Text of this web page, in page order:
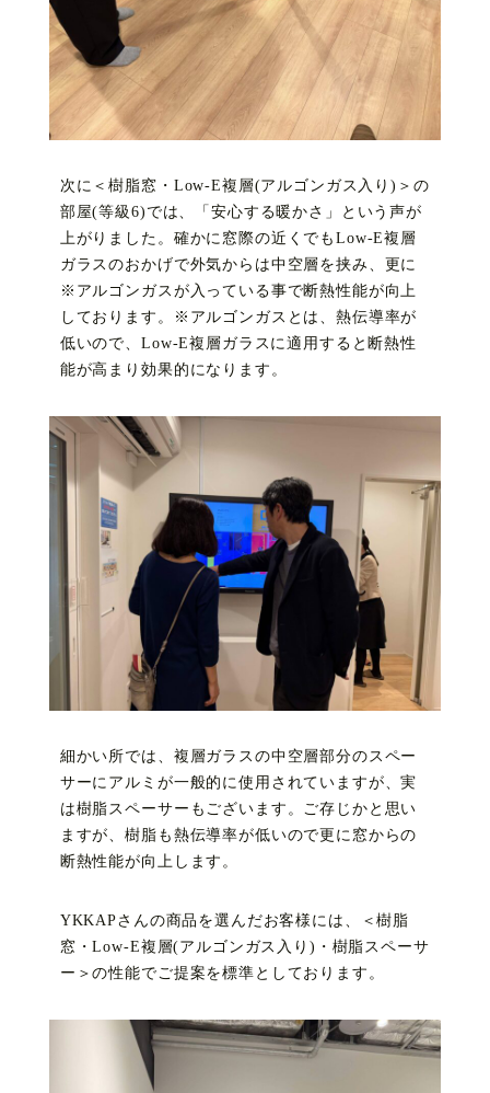
次に＜樹脂窓・Low-E複層(アルゴンガス入り)＞の
部屋(等級6)では、「安心する暖かさ」という声が
上がりました。確かに窓際の近くでもLow-E複層
ガラスのおかげで外気からは中空層を挟み、更に
※アルゴンガスが入っている事で断熱性能が向上
しております。※アルゴンガスとは、熱伝導率が
低いので、Low-E複層ガラスに適用すると断熱性
能が高まり効果的になります。
細かい所では、複層ガラスの中空層部分のスペー
サーにアルミが一般的に使用されていますが、実
は樹脂スペーサーもございます。ご存じかと思い
ますが、樹脂も熱伝導率が低いので更に窓からの
断熱性能が向上します。
YKKAPさんの商品を選んだお客様には、＜樹脂
窓・Low-E複層(アルゴンガス入り)・樹脂スペーサ
ー＞の性能でご提案を標準としております。